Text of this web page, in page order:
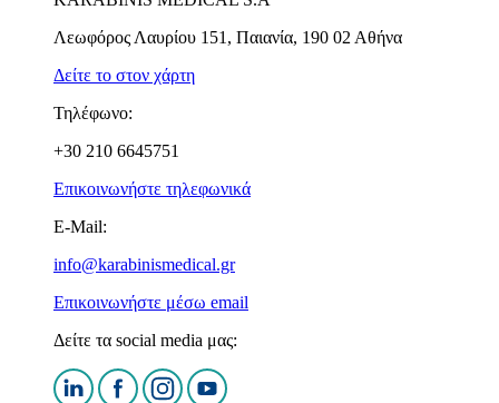
Λεωφόρος Λαυρίου 151, Παιανία, 190 02 Αθήνα
Δείτε το στον χάρτη
Τηλέφωνο:
+30 210 6645751
Επικοινωνήστε τηλεφωνικά
E-Mail:
info@karabinismedical.gr
Επικοινωνήστε μέσω email
Δείτε τα social media μας: